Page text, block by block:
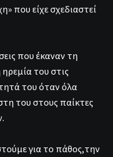
που είχε σχεδιαστεί
που έκαναν τη
του στις
του όταν όλα
του στους παίκτες
για το πάθος,την